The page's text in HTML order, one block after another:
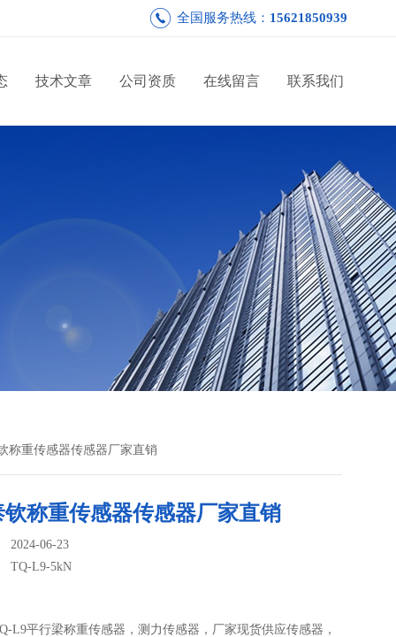
全国服务热线： 15621850939
技术文章 公司资质 在线留言 联系我们
称重传感器传感器厂家直销
钦称重传感器传感器厂家直销
2024-06-23
TQ-L9-5kN
L9平行梁称重传感器，测力传感器，厂家现货供应传感器，